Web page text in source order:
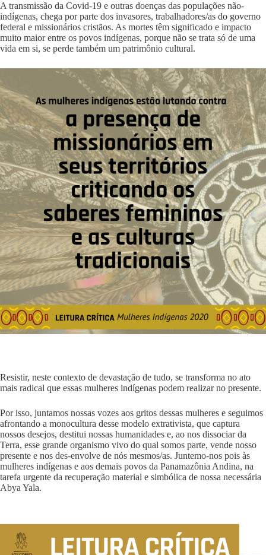
A transmissão da Covid-19 e outras doenças das populações não-
indígenas, chega por parte dos invasores, trabalhadores/as do governo
federal e missionários cristãos. As mortes têm significado e impacto
muito maior entre os povos indígenas, porque não se trata só de uma
vida em si, se perde também um patrimônio cultural.
Resistir, neste contexto de devastação de tudo, se transforma no ato
mais radical que essas mulheres indígenas podem realizar no presente.
Por isso, juntamos nossas vozes aos gritos dessas mulheres e seguimos
afrontando a monocultura desse modelo extrativista, que captura
nossos desejos, destitui nossas humanidades e, ao nos dissociar da
Terra, esse grande organismo vivo do qual somos parte, vende nosso
presente e nos des-envolve de nós mesmos/as. Juntemo-nos pois às
mulheres indígenas e aos demais povos da Panamazônia Andina, na
tarefa urgente da recuperação material e simbólica de nossa necessária
Abya Yala.